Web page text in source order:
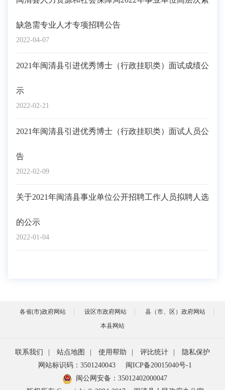
2022-04-07
缺急需专业人才专项招聘公告
2022-02-21
2021年闽清县引进优秀博士（行政挂职类）面试成绩公
示
2022-02-09
2021年闽清县引进优秀博士（行政挂职类）面试人员公
告
2022-01-04
关于2021年闽清县事业单位公开招聘工作人员拟聘人选
的公示
各省(市)政府网站 设区市政府网站
县（市、区）政府网站
本县网站
联系我们 站点地图 使用帮助 评比统计
隐私保护
网站标识码：3501240043
闽ICP备20015040号-1
闽公网安备： 35012402000047